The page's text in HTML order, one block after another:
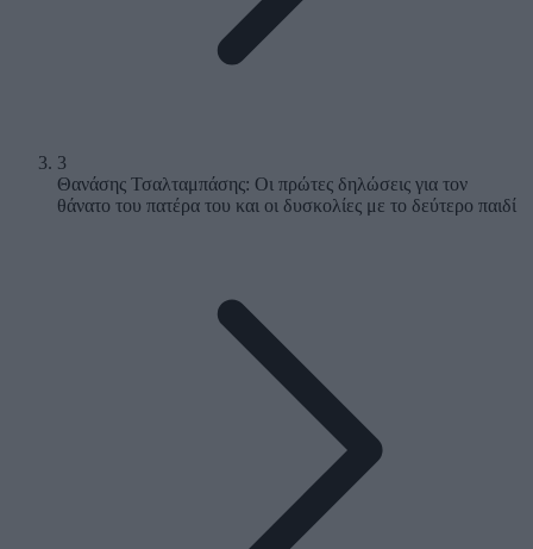
3
Θανάσης Τσαλταμπάσης: Οι πρώτες δηλώσεις για τον
θάνατο του πατέρα του και οι δυσκολίες με το δεύτερο παιδί